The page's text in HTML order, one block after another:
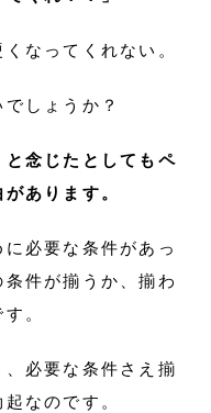
なってくれない。
しょうか？
念じたとしてもペ
あります。
必要な条件があっ
件が揃うか、揃わ
。
必要な条件さえ揃
なのです。